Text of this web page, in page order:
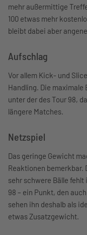
mehr außermittige
100 etwas mehr
bleibt dabei aber
Aufschlag
Vor allem Kick- und
Handling. Die
unter der des Tour 98,
längere Matches.
Netzspiel
Das geringe Gewicht
Reaktionen bemerkbar.
sehr schwere Bälle fehlt
98 – ein Punkt, den
sehen ihn deshalb als
etwas Zusatzgewicht.